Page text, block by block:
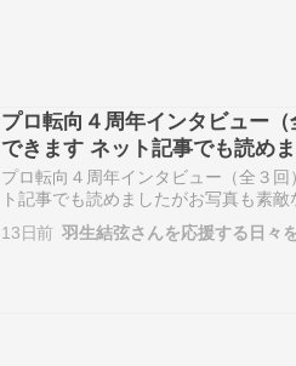
プロ転向４周年インタビュー
できます ネット記事でも読め
面で永久保存版に✨
プロ転向４周年インタビュー（全３
ト記事でも読めましたがお写真も素
MEMO https://t.co/zHJiiAs1gv — ゆ
13日前 羽生結弦さんを応援する日々